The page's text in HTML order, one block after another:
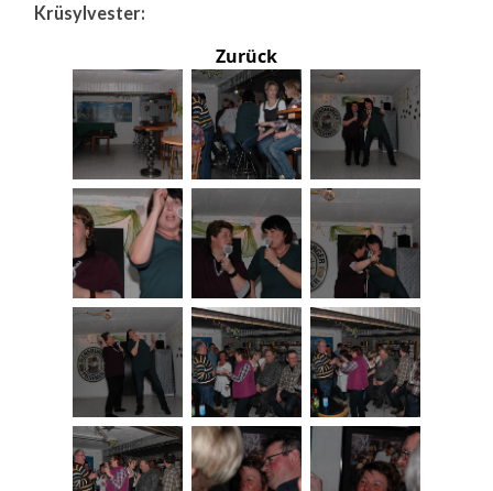
Krüsylvester:
Zurück